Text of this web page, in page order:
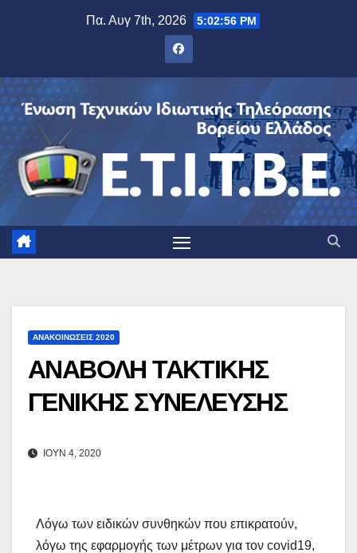
Πα. Αυγ 7th, 2026 5:02:57 PM
ΑΝΑΚΟΙΝΏΣΕΙΣ 2020
ΑΝΑΒΟΛΗ ΤΑΚΤΙΚΗΣ
ΓΕΝΙΚΗΣ ΣΥΝΕΛΕΥΣΗΣ
ΙΟΎΝ 4, 2020
Λόγω των ειδικών συνθηκών που επικρατούν,
λόγω της εφαρμογής των μέτρων για τον covid19,